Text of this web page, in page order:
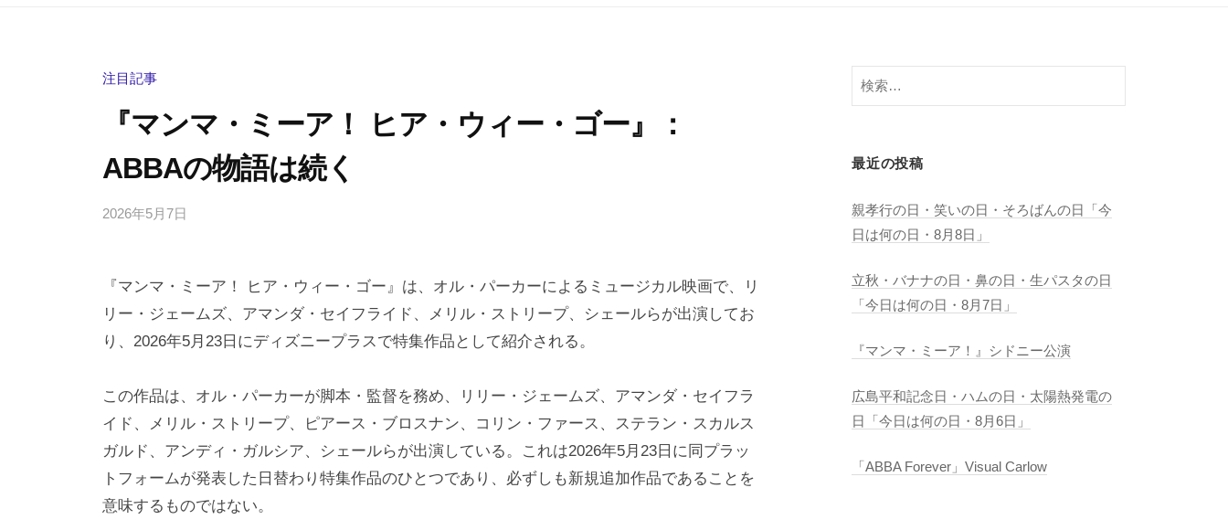
注目記事
『マンマ・ミーア！ ヒア・ウィー・ゴー』：
ABBAの物語は続く
2026年5月7日
i
g
a
a
m
a
の
コ
メ
『マンマ・ミーア！ ヒア・ウィー・ゴー』は、オル・パーカーによるミュージカル映画で、リ
リー・ジェームズ、アマンダ・セイフライド、メリル・ストリープ、シェールらが出演してお
り、2026年5月23日にディズニープラスで特集作品として紹介される。
この作品は、オル・パーカーが脚本・監督を務め、リリー・ジェームズ、アマンダ・セイフラ
イド、メリル・ストリープ、ピアース・ブロスナン、コリン・ファース、ステラン・スカルス
ガルド、アンディ・ガルシア、シェールらが出演している。これは2026年5月23日に同プラッ
トフォームが発表した日替わり特集作品のひとつであり、必ずしも新規追加作品であることを
意味するものではない。
検
索:
最近の投稿
親孝行の日・笑いの日・そろばんの日「今
日は何の日・8月8日」
立秋・バナナの日・鼻の日・生パスタの日
「今日は何の日・8月7日」
『マンマ・ミーア！』シドニー公演
広島平和記念日・ハムの日・太陽熱発電の
日「今日は何の日・8月6日」
「ABBA Forever」Visual Carlow